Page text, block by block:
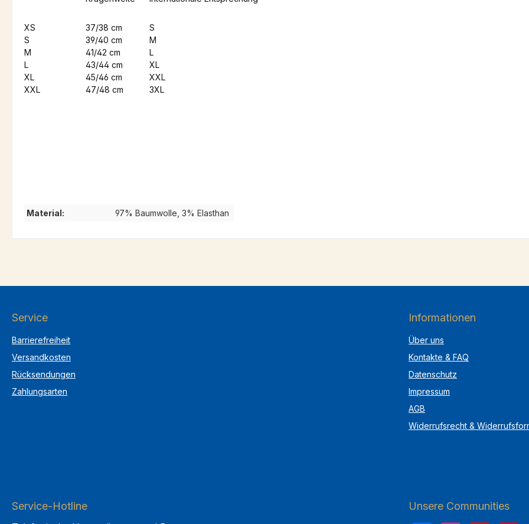
XS 37/38 cm
S
S
39/40 cm
M
M
41/42 cm
L
L
43/44 cm
XL
XL
45/46 cm
XXL
XXL
47/48 cm 3XL
Material: 97% Baumwolle, 3% Elasthan
Service
Barrierefreiheit
Versandkosten
Rücksendungen
Zahlungsarten
Informationen
Über uns
Kontakte & FAQ
Datenschutz
Impressum
AGB
Widerrufsrecht &
Service-Hotline Unsere Communities